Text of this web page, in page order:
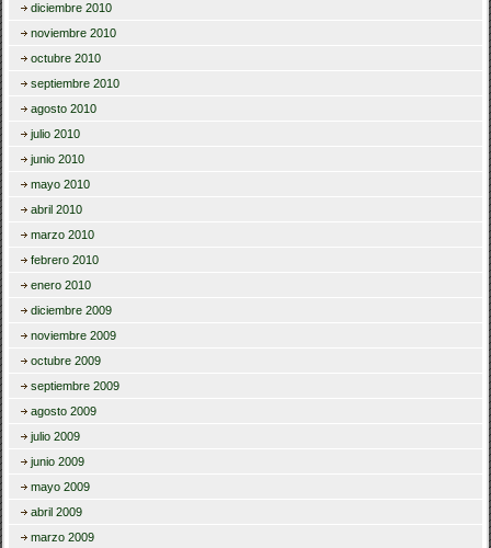
diciembre 2010
noviembre 2010
octubre 2010
septiembre 2010
agosto 2010
julio 2010
junio 2010
mayo 2010
abril 2010
marzo 2010
febrero 2010
enero 2010
diciembre 2009
noviembre 2009
octubre 2009
septiembre 2009
agosto 2009
julio 2009
junio 2009
mayo 2009
abril 2009
marzo 2009